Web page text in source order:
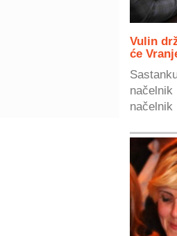
Vulin
će
načelnik
načelnik